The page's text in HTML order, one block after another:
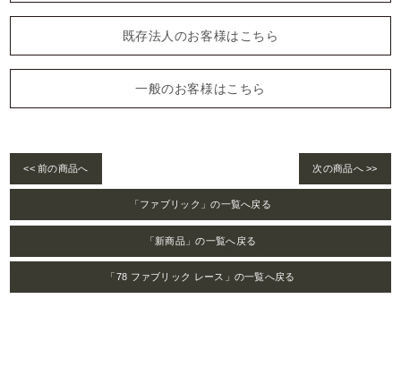
既存法人のお客様はこちら
一般のお客様はこちら
<< 前の商品へ 次の商品へ >>
「ファブリック」の一覧へ戻る
「新商品」の一覧へ戻る
「78 ファブリック レース」の一覧へ戻る